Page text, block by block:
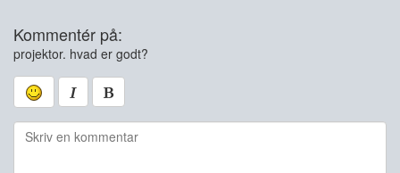
Kommentér på:
projektor. hvad er godt?